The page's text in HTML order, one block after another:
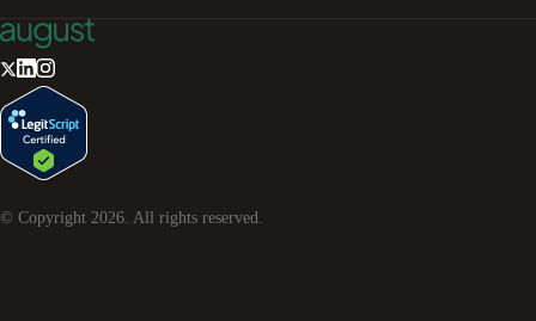
© Copyright 2026. All rights reserved.